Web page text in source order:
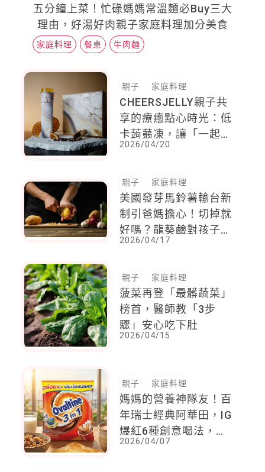
五分鐘上菜！忙碌媽媽常溫麵必Buy三大
理由，好湯好肉親子家庭料理加分美食
家庭料理 餐桌 牛肉麵
親子 家庭料理
CHEERSJELLY親子共
享的療癒點心時光：低
卡蒟蒻凍，讓「一起吃
點心」輕鬆無負擔
2026/04/20
親子 家庭料理
美國發芽馬鈴薯輸台新
制引爸媽擔心！切掉就
好嗎？龍葵鹼對孩子的
危害，爸媽不可不知
2026/04/17
親子 家庭料理
菠菜再登「最髒蔬菜」
榜首，醫師教「3步
驟」安心吃下肚
2026/04/15
親子 家庭料理
媽媽的營養神隊友！百
年瑞士經典阿華田，IG
爆紅6種創意喝法，喝
出孩子的味覺幸福童年
2026/04/07